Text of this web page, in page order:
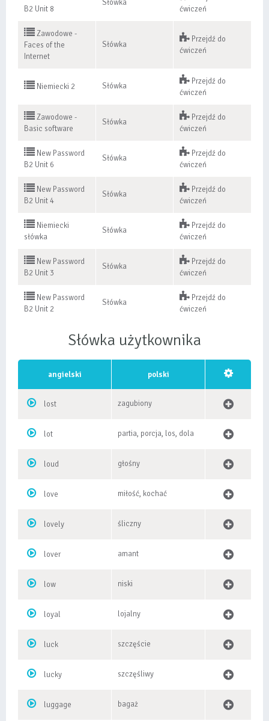
B2 Unit 8
Słówka
ćwiczeń
Zawodowe -
Faces of the
Internet
Słówka
Przejdź do
ćwiczeń
Niemiecki 2 Słówka
Przejdź do
ćwiczeń
Zawodowe -
Basic software
Słówka
Przejdź do
ćwiczeń
New Password
B2 Unit 6
Słówka
Przejdź do
ćwiczeń
New Password
B2 Unit 4
Słówka
Przejdź do
ćwiczeń
Niemiecki
słówka
Słówka
Przejdź do
ćwiczeń
New Password
B2 Unit 3
Słówka
Przejdź do
ćwiczeń
New Password
B2 Unit 2
Słówka
Przejdź do
ćwiczeń
Słówka użytkownika
angielski polski
lost zagubiony
lot partia, porcja, los, dola
loud głośny
love miłość, kochać
lovely śliczny
lover amant
low niski
loyal lojalny
luck szczęście
lucky szczęśliwy
luggage bagaż